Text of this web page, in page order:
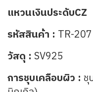
แหวนเงินประดับCZ
รหัสสินค้า : TR-207
วัสดุ : SV925
การชุบเคลือบผิว : ชุ